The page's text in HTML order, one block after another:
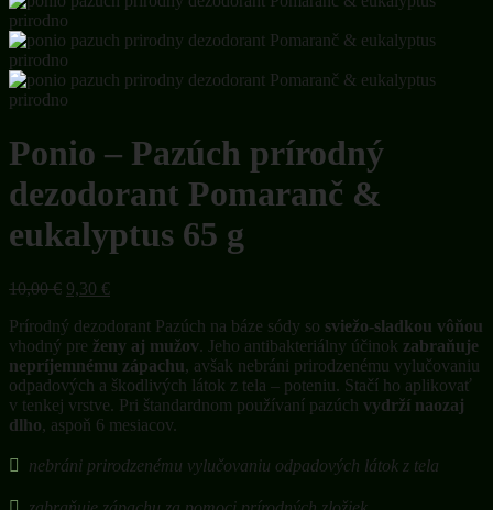
Ponio – Pazúch prírodný
dezodorant Pomaranč &
eukalyptus 65 g
10,00€ Pôvodná
bola:
10,00 €.
9,30 €
je:
9,30 €.
Prírodný dezodorant Pazúch na báze sódy so sviežo-sladkou vôňou
vhodný pre ženy aj mužov. Jeho antibakteriálny účinok zabraňuje
nepríjemnému zápachu, avšak nebráni prirodzenému vylučovaniu
odpadových a škodlivých látok z tela – poteniu. Stačí ho aplikovať
v tenkej vrstve. Pri štandardnom používaní pazúch vydrží naozaj
dlho, aspoň 6 mesiacov.
nebráni prirodzenému vylučovaniu odpadových látok z tela